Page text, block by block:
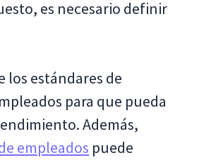
es necesario definir
los estándares de
para que pueda
Además,
empleados puede